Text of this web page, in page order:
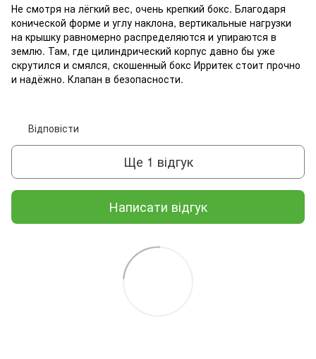
Не смотря на лёгкий вес, очень крепкий бокс. Благодаря
конической форме и углу наклона, вертикальные нагрузки
на крышку равномерно распределяются и упираются в
землю. Там, где цилиндрический корпус давно бы уже
скрутился и смялся, скошенный бокс Ирритек стоит прочно
и надёжно. Клапан в безопасности.
Відповісти
Ще 1 відгук
Написати відгук